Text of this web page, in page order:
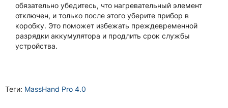
обязательно убедитесь, что нагревательный элемент
отключен, и только после этого уберите прибор в
коробку. Это поможет избежать преждевременной
разрядки аккумулятора и продлить срок службы
устройства.
Теги: MassHand Pro 4.0